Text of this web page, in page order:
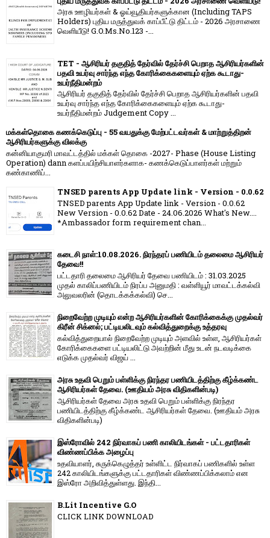
அரசு ஊழியர்கள் & ஓய்வூதியர்களுக்கான (Including TAPS
Holders) புதிய மருத்துவக் காப்பீட்டு திட்டம் - 2026 அரசாணை
வெளியீடு! G.O.Ms.No.123 -...
TET - ஆசிரியர் தகுதித் தேர்வில் தேர்ச்சி பெறாத ஆசிரியர்களின்
பதவி உயர்வு சார்ந்த எந்த கோரிக்கைகளையும் ஏற்க கூடாது-
உயர்நீதிமன்றம்
ஆசிரியர் தகுதித் தேர்வில் தேர்ச்சி பெறாத ஆசிரியர்களின் பதவி
உயர்வு சார்ந்த எந்த கோரிக்கைகளையும் ஏற்க கூடாது-
உயர்நீதிமன்றம் Judgement Copy ...
மக்கள்தொகை கணக்கெடுப்பு - 55 வயதுக்கு மேற்பட்டவர்கள் & மாற்றுத்திறன்
ஆசிரியர்களுக்கு விலக்கு
கன்னியாகுமரி மாவட்டத்தில் மக்கள் தொகை -2027- Phase (House Listing
Operation) dann களப்பயிற்சியாளர்களாக- கணக்கெடுப்பாளர்கள் மற்றும்
கண்காணிப்...
TNSED parents App Update link - Version - 0.0.62
TNSED parents App Update link - Version - 0.0.62
New Version - 0.0.62 Date - 24.06.2026 What's New....
*Ambassador form requirement chan...
கடைசி நாள்:10.08.2026. நிரந்தரப் பணியிடம் தலைமை ஆசிரியர்
தேவை!!
பட்டதாரி தலைமை ஆசிரியர் தேவை பணியிடம் : 31.03.2025
முதல் காலிப்பணியிடம் நிரப்ப அனுமதி : வள்ளியூர் மாவட்டக்கல்வி
அலுவலரின் (தொடக்கக்கல்வி) செ...
நிறைவேற்ற முடியும் என்ற ஆசிரியர்களின் கோரிக்கைக்கு முதல்வர்
கிரீன் சிக்னல்; பட்டியலிடவும் கல்வித்துறைக்கு உத்தரவு
கல்வித்துறையால் நிறைவேற்ற முடியும் அளவில் உள்ள, ஆசிரியர்கள்
கோரிக்கைகளை பட்டியலிட்டு அவற்றின் மீது உடன் நடவடிக்கை
எடுக்க முதல்வர் விஜய் ...
அரசு உதவி பெறும் பள்ளிக்கு நிரந்தர பணியிடத்திற்கு கீழ்க்கண்ட
ஆசிரியர்கள் தேவை. (ஊதியம் அரசு விதிகளின்படி)
ஆசிரியர்கள் தேவை அரசு உதவி பெறும் பள்ளிக்கு நிரந்தர
பணியிடத்திற்கு கீழ்க்கண்ட ஆசிரியர்கள் தேவை. (ஊதியம் அரசு
விதிகளின்படி)
இஸ்ரோவில் 242 நிர்வாகப் பணி காலியிடங்கள் - பட்டதாரிகள்
விண்ணப்பிக்க அழைப்பு
உதவியாளர், சுருக்கெழுத்தர் உள்ளிட்ட நிர்வாகப் பணிகளில் உள்ள
242 காலியிடங்களுக்கு பட்டதாரிகள் விண்ணப்பிக்கலாம் என
இஸ்ரோ அறிவித்துள்ளது. இந்தி...
B.Lit Incentive G.O
CLICK LINK DOWNLOAD